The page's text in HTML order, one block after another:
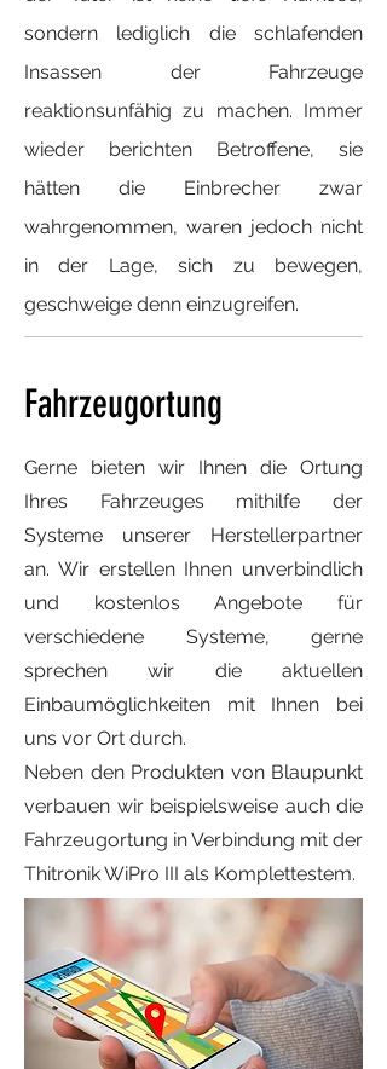
sondern lediglich die schlafenden
Insassen der Fahrzeuge
reaktionsunfähig zu machen. Immer
wieder berichten Betroffene, sie
hätten die Einbrecher zwar
wahrgenommen, waren jedoch nicht
in der Lage, sich zu bewegen,
geschweige denn einzugreifen.
Fahrzeugortung
Gerne bieten wir Ihnen die Ortung
Ihres Fahrzeuges mithilfe der
Systeme unserer Herstellerpartner
an. Wir erstellen Ihnen unverbindlich
und kostenlos Angebote für
verschiedene Systeme, gerne
sprechen wir die aktuellen
Einbaumöglichkeiten mit Ihnen bei
uns vor Ort durch.
Neben den Produkten von Blaupunkt
verbauen wir beispielsweise auch die
Fahrzeugortung in Verbindung mit der
Thitronik WiPro III als Komplettestem.